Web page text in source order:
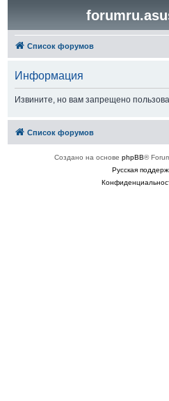
Список форумов
Информация
Извините, но вам запрещено
Список форумов
Создано на основе phpBB®
Русская